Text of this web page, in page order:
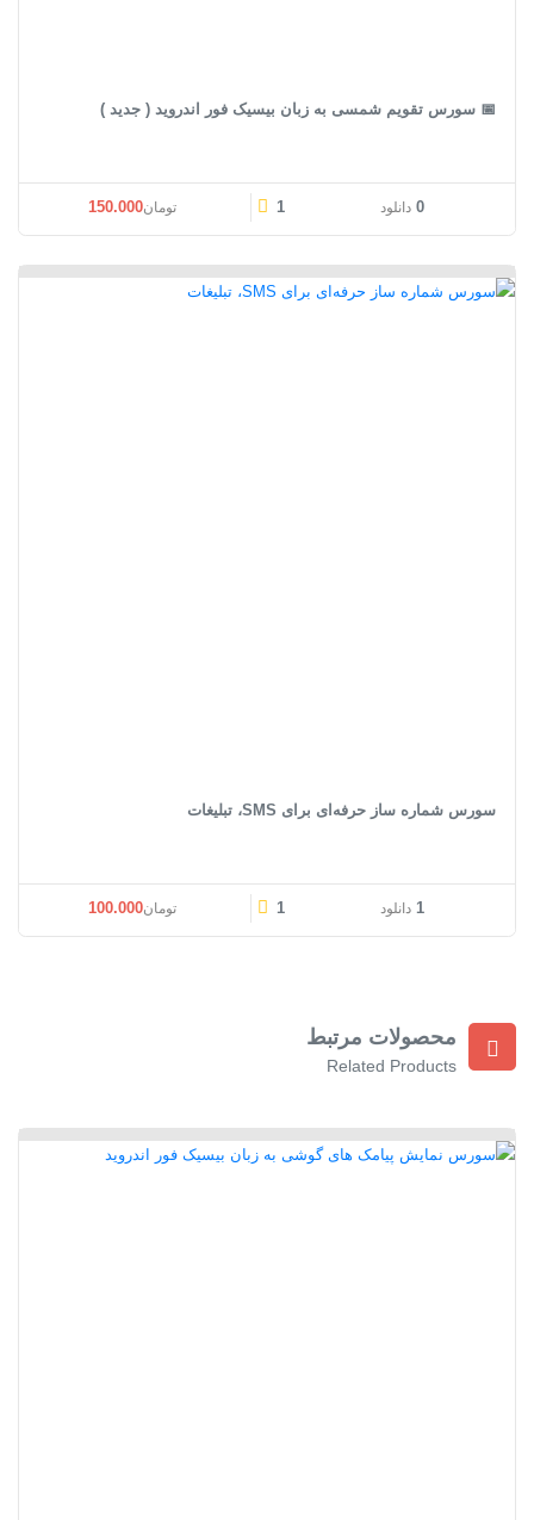
📅 سورس تقویم شمسی به زبان بیسیک فور اندروید ( جدید )
0 دانلود 1 تومان150.000
سورس شماره‌ ساز حرفه‌ای برای SMS، تبلیغات
1 دانلود 1 تومان100.000
محصولات مرتبط
Related Products